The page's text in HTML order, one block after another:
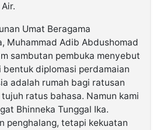
Umat Beragama
Muhammad Adib Abdushomad
sambutan pembuka menyebut
bentuk diplomasi perdamaian
adalah rumah bagi ratusan
ratus bahasa. Namun kami
Bhinneka Tunggal Ika.
penghalang, tetapi kekuatan